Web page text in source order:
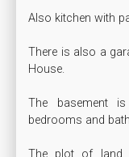
Also kitchen with
There is also a
House.
The basement
bedrooms and
The plot of land